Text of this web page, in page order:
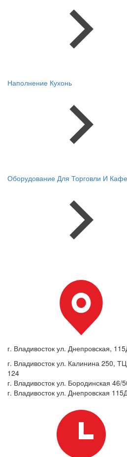
Наполнение Кухонь
Оборудование Для Торговли И Кафе
г. Владивосток ул. Днепровская,
г. Владивосток ул. Калинина 250,
124
г. Владивосток ул. Бородинская
г. Владивосток ул. Днепровская